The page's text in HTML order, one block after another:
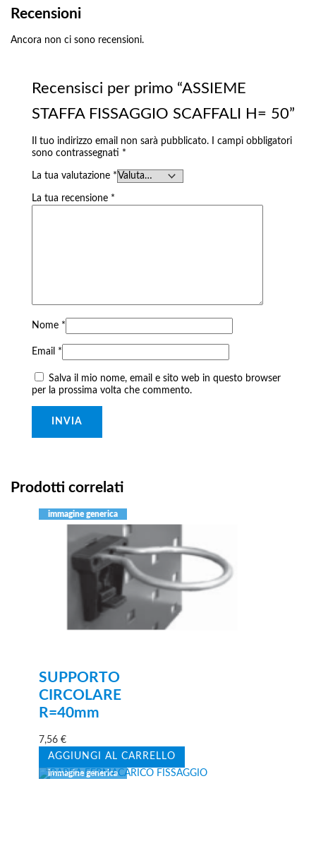
Recensioni
Ancora non ci sono recensioni.
Recensisci per primo “ASSIEME
STAFFA FISSAGGIO SCAFFALI H= 50”
Il tuo indirizzo email non sarà pubblicato.
I campi obbligatori
sono contrassegnati *
La tua valutazione *
La tua recensione *
Nome *
Email *
Salva il mio nome, email e sito web in questo browser
per la prossima volta che commento.
Prodotti correlati
SUPPORTO
CIRCOLARE
R=40mm
7,56€
AGGIUNGI AL CARRELLO